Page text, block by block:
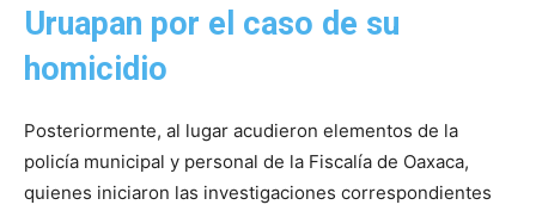
Uruapan por el caso de su
homicidio
Posteriormente, al lugar acudieron elementos de la
policía municipal y personal de la Fiscalía de Oaxaca,
quienes iniciaron las investigaciones correspondientes